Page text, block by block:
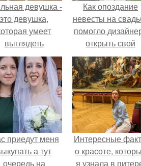
девушка -
это девушка,
умеет
выглядеть
и
в любои
ситуации.
Как опоздание
невесты на
помогло
открыть свой
бренд.
приедут меня
а тут
очередь на
Интересные
о красоте,
я узнала в